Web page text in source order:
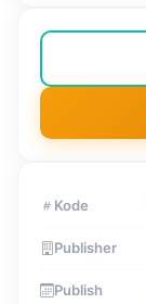
Kode
Publisher
Publish